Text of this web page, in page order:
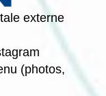
externe
(photos,